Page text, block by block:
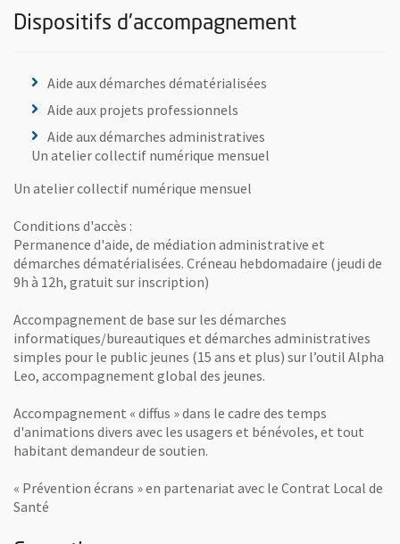
Dispositifs d'accompagnement
Aide aux démarches dématérialisées
Aide aux projets professionnels
Aide aux démarches administratives
Un atelier collectif numérique mensuel
Un atelier collectif numérique mensuel
Conditions d'accès :
Permanence d'aide, de médiation administrative et
démarches dématérialisées. Créneau hebdomadaire (jeudi de
9h à 12h, gratuit sur inscription)
Accompagnement de base sur les démarches
informatiques/bureautiques et démarches administratives
simples pour le public jeunes (15 ans et plus) sur l’outil Alpha
Leo, accompagnement global des jeunes.
Accompagnement « diffus » dans le cadre des temps
d'animations divers avec les usagers et bénévoles, et tout
habitant demandeur de soutien.
« Prévention écrans » en partenariat avec le Contrat Local de
Santé